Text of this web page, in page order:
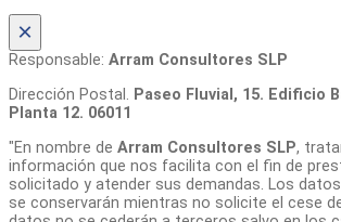
×
Responsable: Arram Consultores SLP
Dirección Postal. Paseo Fluvial, 15. Edificio
Planta 12. 06011
"En nombre de Arram Consultores SLP,
información que nos facilita con el fin de
solicitado y atender sus demandas. Los
se conservarán mientras no solicite el cese